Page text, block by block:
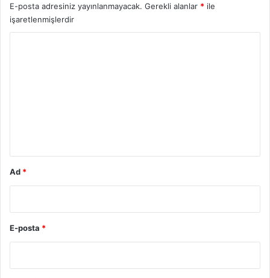
E-posta adresiniz yayınlanmayacak. Gerekli alanlar * ile
işaretlenmişlerdir
Ad *
E-posta *